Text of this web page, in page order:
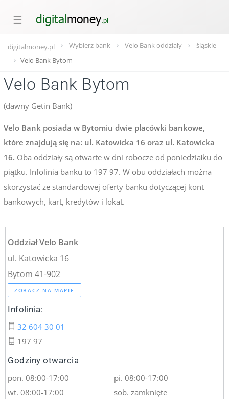
☰
digitalmoney.pl Wybierz bank Velo Bank oddziały
śląskie
Velo Bank Bytom
Velo Bank Bytom
(dawny Getin Bank)
Velo Bank posiada w Bytomiu dwie placówki bankowe,
które znajdują się na: ul. Katowicka 16 oraz ul. Katowicka
16. Oba oddziały są otwarte w dni robocze od poniedziałku do
piątku. Infolinia banku to 197 97. W obu oddziałach można
skorzystać ze standardowej oferty banku dotyczącej kont
bankowych, kart, kredytów i lokat.
Oddział Velo Bank
ul. Katowicka 16
Bytom 41-902
ZOBACZ NA MAPIE
Infolinia:
32 604 30 01
197 97
Godziny otwarcia
pon. 08:00-17:00
wt. 08:00-17:00
pi. 08:00-17:00
sob. zamknięte